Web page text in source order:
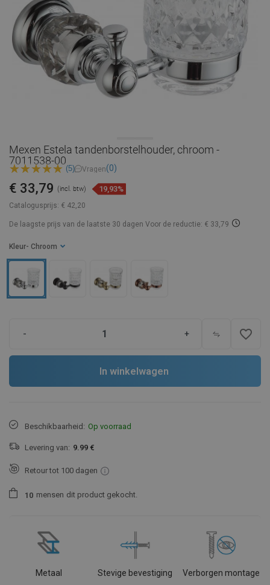
Mexen Estela tandenborstelhouder, chroom -
7011538-00
(5) Vragen(0)
Catalogusprijs: € 42,20
€ 33,79 (incl. btw) 19,93%
De laagste prijs van de laatste 30 dagen Voor de reductie: € 33,79
Kleur - Chroom
- + favorite_border
In winkelwagen
Beschikbaarheid: Op voorraad
Levering van: 9.99 €
Retour tot 100 dagen
1 0 mensen dit product gekocht.
Metaal Stevige bevestiging Verborgen montage